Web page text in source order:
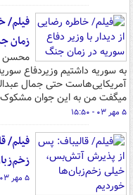
فیلم/
زمان
محسن
به سوریه داشتیم وزیردفاع
آمریکایی‌هاست حتی جمال
میگفت من به این جوان
۵ مهر ۰۳ - ۱۵:۵۰
فیلم/
۵ مهر ۰۳ - ۱۱:۲۳